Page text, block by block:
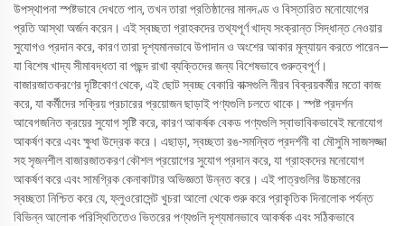
উপস্থাপনা স্পষ্টভাবে দেখতে পান, তখন তারা প্রতিষ্ঠানের মানদণ্ড ও বিস্তারিত মনোযোগের
প্রতি আস্থা অর্জন করেন। এই স্বচ্ছতা গ্রাহকদের তথ্যপূর্ণ খাদ্য সংক্রান্ত সিদ্ধান্ত নেওয়ার
সুযোগও প্রদান করে, কারণ তারা দৃশ্যমানভাবে উপাদান ও অংশের আকার মূল্যায়ন করতে পারেন—
যা বিশেষ খাদ্য সীমাবদ্ধতা বা পছন্দ রাখা ব্যক্তিদের জন্য বিশেষভাবে গুরুত্বপূর্ণ।
বাজারজাতকরণের দৃষ্টিকোণ থেকে, এই ছোট স্বচ্ছ বেকারি বাক্সগুলি নীরব বিক্রয়কর্মীর মতো কাজ
করে, যা কর্মীদের সক্রিয় প্রচারের প্রয়োজন ছাড়াই পণ্যগুলি চলতে থাকে। স্পষ্ট প্রদর্শন
আবেগজনিত ক্রয়ের সুযোগ সৃষ্টি করে, কারণ আকর্ষক বেকড পণ্যগুলি স্বাভাবিকভাবেই মনোযোগ
আকর্ষণ করে এবং ক্ষুধা উদ্রেক করে। এছাড়া, স্বচ্ছতা রঙ-সমন্বিত প্রদর্শনী বা মৌসুমি সাজসজ্জা
সহ সৃজনশীল বাজারজাতকরণ কৌশল প্রয়োগের সুযোগ প্রদান করে, যা গ্রাহকদের মনোযোগ
আকর্ষণ করে এবং সামগ্রিক কেনাকাটার অভিজ্ঞতা উন্নত করে। এই পাত্রগুলির উচ্চমানের
স্বচ্ছতা নিশ্চিত করে যে, ফ্লুওরোসেন্ট খুচরা আলো থেকে শুরু করে প্রাকৃতিক দিনালোক পর্যন্ত
বিভিন্ন আলোক পরিস্থিতিতেও ভিতরের পণ্যগুলি দৃশ্যমানভাবে আকর্ষক এবং সঠিকভাবে